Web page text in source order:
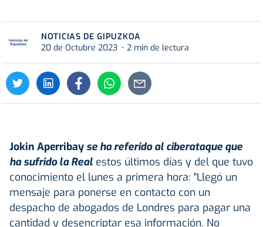
NOTICIAS DE GIPUZKOA
20 de Octubre 2023
2 min de lectura
Jokin Aperribay se ha referido al ciberataque que
ha sufrido la Real estos últimos días y del que tuvo
conocimiento el lunes a primera hora: "Llegó un
mensaje para ponerse en contacto con un
despacho de abogados de Londres para pagar una
cantidad y desencriptar esa información. No